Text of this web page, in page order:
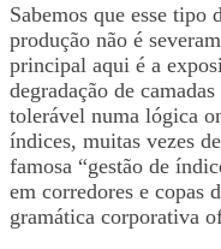
Sabemos que esse tipo
produção não é
principal aqui é a
degradação de
tolerável numa lógica
índices, muitas vezes
famosa “gestão de
em corredores e copas
gramática corporativa